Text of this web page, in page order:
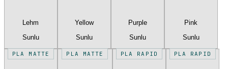
Lehm
Sunlu
Yellow
Sunlu
Purple
Sunlu
Pink
Sunlu
PLA MATTE PLA MATTE PLA RAPID PLA RAPID